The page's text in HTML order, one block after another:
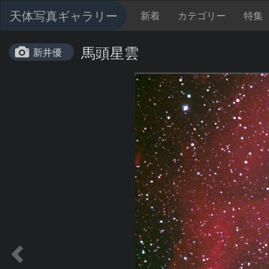
天体写真ギャラリー 新着 カテゴリー 特集
新井優 馬頭星雲